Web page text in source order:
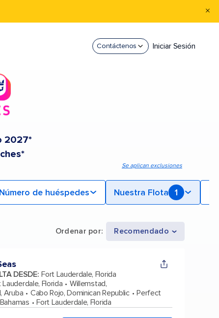
Contáctenos Iniciar Sesión
2027*
Se aplican exclusiones
Número de huéspedes Nuestra Flota 1
Ordenar por: Recomendado
DESDE: Fort Lauderdale, Florida
Lauderdale, Florida
Willemstad,
Aruba Cabo Rojo, Dominican Republic
Perfect
Fort Lauderdale, Florida